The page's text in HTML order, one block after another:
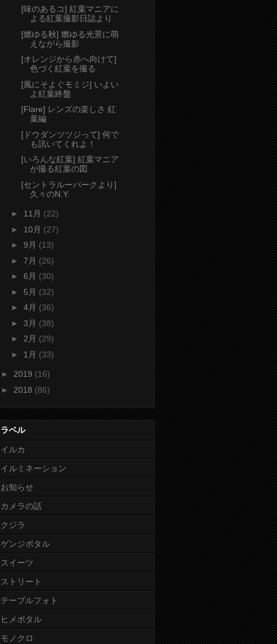
[味のあるコ] 紅葉マニアに
よる紅葉撮影日誌より
[燃ゆる秋] 燃ゆる光景に萌
えながら撮影
[オレンジから赤へ向けて]
色づく紅葉を撮る
[風にそよぐモミジ] いよい
よ紅葉終盤
[Flare] レンズの楽しさ 紅
葉編
[ドウダンツツジって] 何で
も訊いてくれよ！
[いろんな紅葉] 紅葉マニア
が撮る紅葉の図
[セントラルーパークより]
久々のN.Y.
► 11月 (22)
► 10月 (27)
► 9月 (13)
► 7月 (26)
► 6月 (30)
► 5月 (32)
► 4月 (36)
► 3月 (38)
► 2月 (29)
► 1月 (33)
► 2019 (16)
► 2018 (86)
ラベル
イルカ
イルミネーション
お知らせ
カメラの話
クジラ
ゲンジボタル
スイーツ
ストリート
テーブルフォト
ヒメボタル
モノクロ